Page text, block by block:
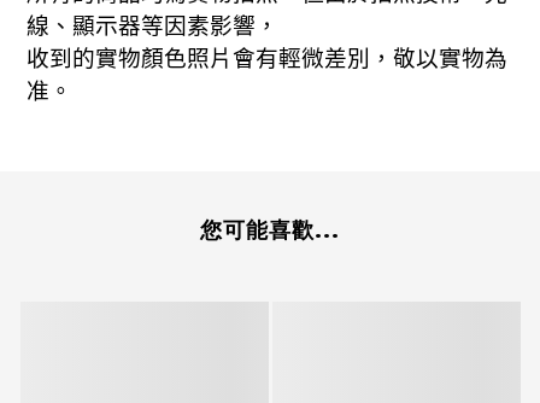
線、顯示器等因素影響，
收到的實物顏色照片會有輕微差別，敬以實物為
准。
您可能喜歡...